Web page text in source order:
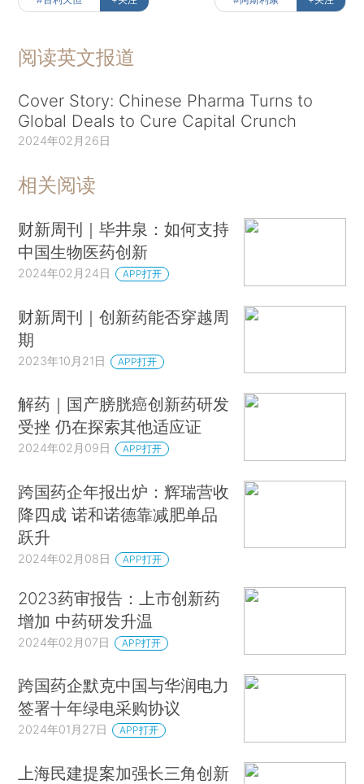
阅读英文报道
Cover Story: Chinese Pharma Turns to
Global Deals to Cure Capital Crunch
2024年02月26日
相关阅读
财新周刊｜毕井泉：如何支持
中国生物医药创新
2024年02月24日 APP打开
财新周刊｜创新药能否穿越周
期
2023年10月21日 APP打开
解药｜国产膀胱癌创新药研发
受挫 仍在探索其他适应证
2024年02月09日 APP打开
跨国药企年报出炉：辉瑞营收
降四成 诺和诺德靠减肥单品
跃升
2024年02月08日 APP打开
2023药审报告：上市创新药
增加 中药研发升温
2024年02月07日 APP打开
跨国药企默克中国与华润电力
签署十年绿电采购协议
2024年01月27日 APP打开
上海民建提案加强长三角创新